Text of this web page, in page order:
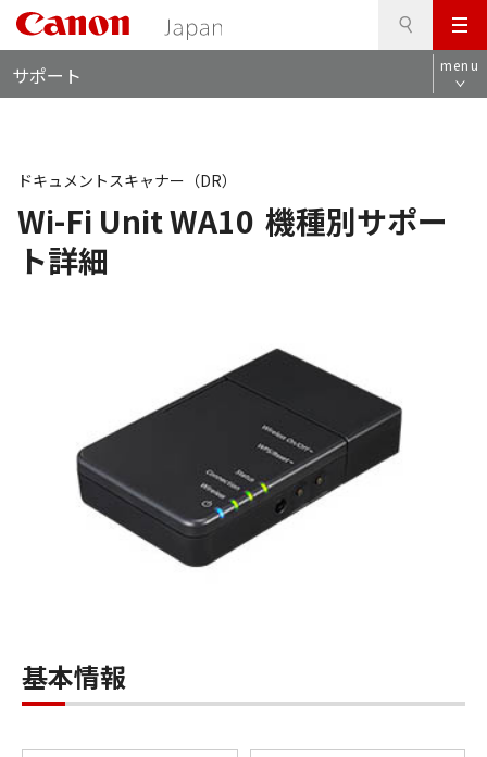
メ
ニ
ュ
サポート menu
Wi-Fi Unit WA10 機種別サポー
ト詳細
ドキュメントスキャナー（DR）
基本情報